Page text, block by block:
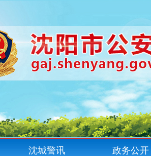
沈城警讯 政务公开